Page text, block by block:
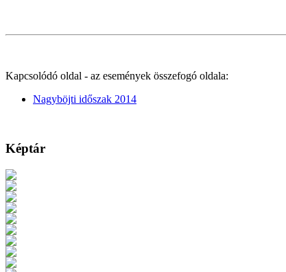
Kapcsolódó oldal - az események összefogó oldala:
Nagyböjti időszak 2014
Képtár